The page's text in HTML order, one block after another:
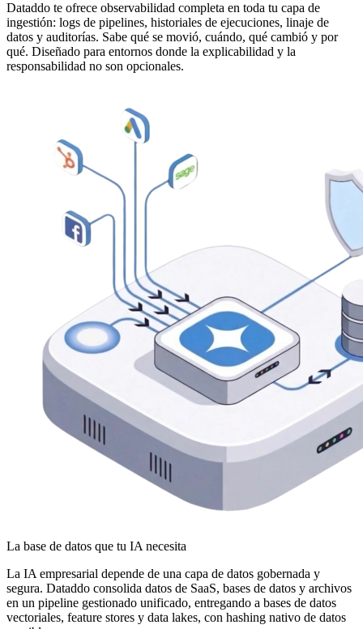
Dataddo te ofrece observabilidad completa en toda tu capa de
ingestión: logs de pipelines, historiales de ejecuciones, linaje de
datos y auditorías. Sabe qué se movió, cuándo, qué cambió y por
qué. Diseñado para entornos donde la explicabilidad y la
responsabilidad no son opcionales.
La base de datos que tu IA necesita
La IA empresarial depende de una capa de datos gobernada y
segura. Dataddo consolida datos de SaaS, bases de datos y archivos
en un pipeline gestionado unificado, entregando a bases de datos
vectoriales, feature stores y data lakes, con hashing nativo de datos